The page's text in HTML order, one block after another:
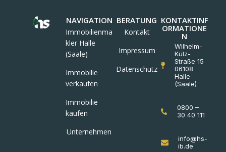
NAVIGATION
Immobilienma
kler Halle
(Saale)
Immobilie
verkaufen
Immobilie
kaufen
Unternehmen
BERATUNG
Kontakt
Impressum
Datenschutz
KONTAKTINF
ORMATIONE
N
Wilhelm-
Külz-
Straße 15
06108
Halle
(Saale)
0800 –
30 40 111
info@hs-
ib.de